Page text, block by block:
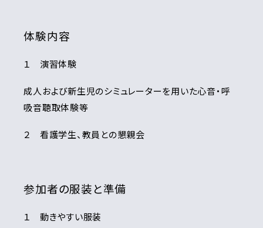
体験内容
１ 演習体験
成人および新生児のシミュレーターを用いた心音・呼
吸音聴取体験等
２ 看護学生、教員との懇親会
参加者の服装と準備
１ 動きやすい服装